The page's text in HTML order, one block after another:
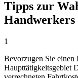
Tipps zur
1
Bevorzugen Sie einen
Haupttätigkeitsgebiet